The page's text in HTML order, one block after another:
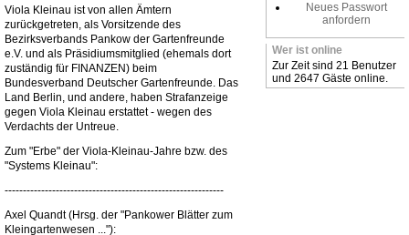
Viola Kleinau ist von allen Ämtern
zurückgetreten, als Vorsitzende des
Bezirksverbands Pankow der Gartenfreunde
e.V. und als Präsidiumsmitglied (ehemals dort
zuständig für FINANZEN) beim
Bundesverband Deutscher Gartenfreunde. Das
Land Berlin, und andere, haben Strafanzeige
gegen Viola Kleinau erstattet - wegen des
Verdachts der Untreue.
Zum "Erbe" der Viola-Kleinau-Jahre bzw. des
"Systems Kleinau":
------------------------------------------------------------
Axel Quandt (Hrsg. der "Pankower Blätter zum
Kleingartenwesen ..."):
Neues Passwort
anfordern
Wer ist online
Zur Zeit sind 21 Benutzer
und 2647 Gäste online.